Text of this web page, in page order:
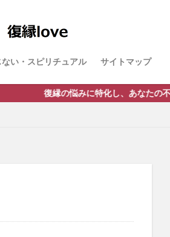
ない・スピリチュアル サイトマップ
特化し、あなたの不安や悩みを解決する